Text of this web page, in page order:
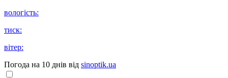
вологість:
тиск:
вітер:
Погода на 10 днів від sinoptik.ua